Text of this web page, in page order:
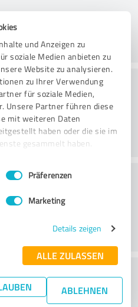
und Anzeigen zu
soziale Medien anbieten zu
Website zu analysieren.
zu Ihrer Verwendung
für soziale Medien,
Unsere Partner führen diese
mit weiteren Daten
haben oder die sie im
gesammelt haben.
Präferenzen
Marketing
Details zeigen
ALLE ZULASSEN
ABLEHNEN
ao cliente
da relação